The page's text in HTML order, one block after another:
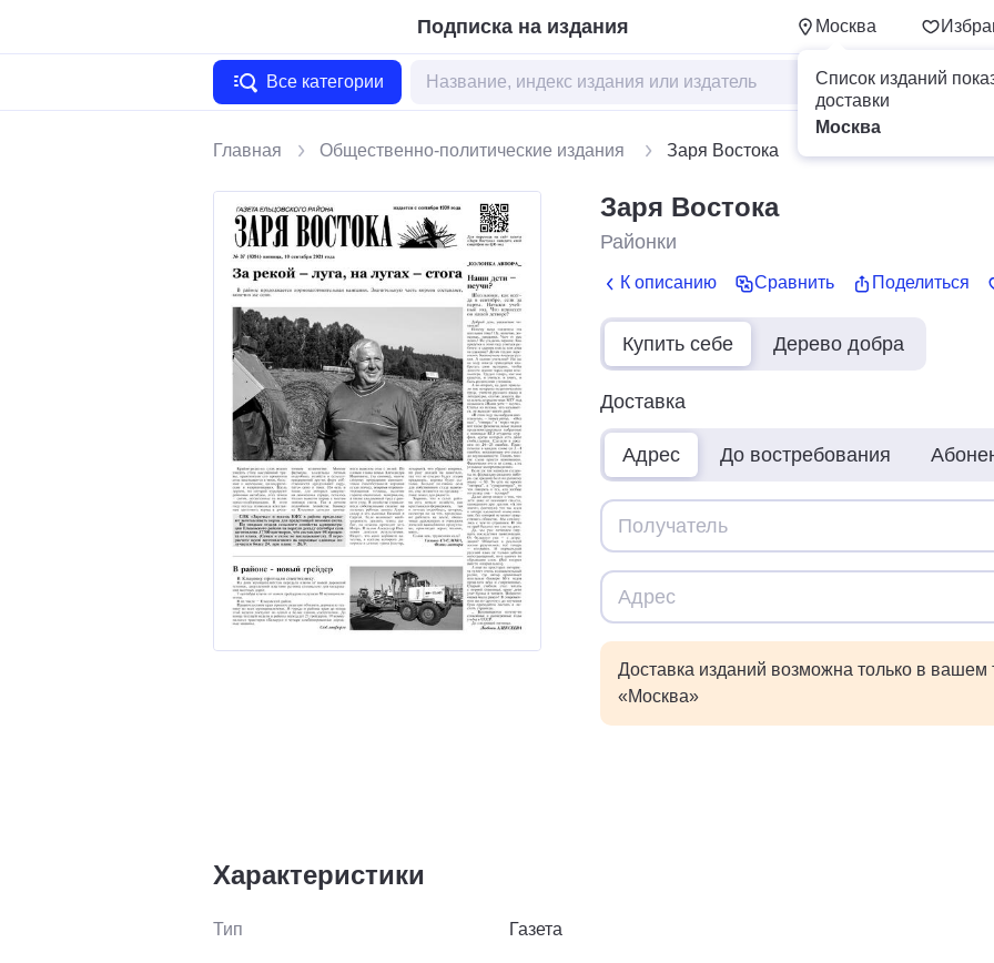
Подписка на издания Москва
Список изданий
доставки
Москва
Все категории
Главная Общественно-политические издания Заря Востока
Заря Востока
Районки
К описанию Сравнить Поделиться
Купить себе Дерево добра
Доставка
Адрес До востребования
Доставка изданий возможна только в вашем
«Москва»
Характеристики
Тип Газета